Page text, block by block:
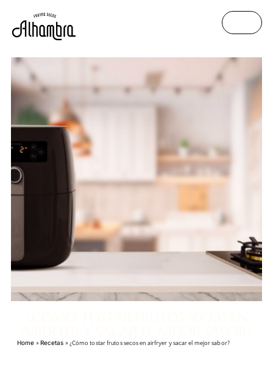
Home »Recetas »¿Cómo tostar frutos secos en airfryer y sacar el mejor sabor?